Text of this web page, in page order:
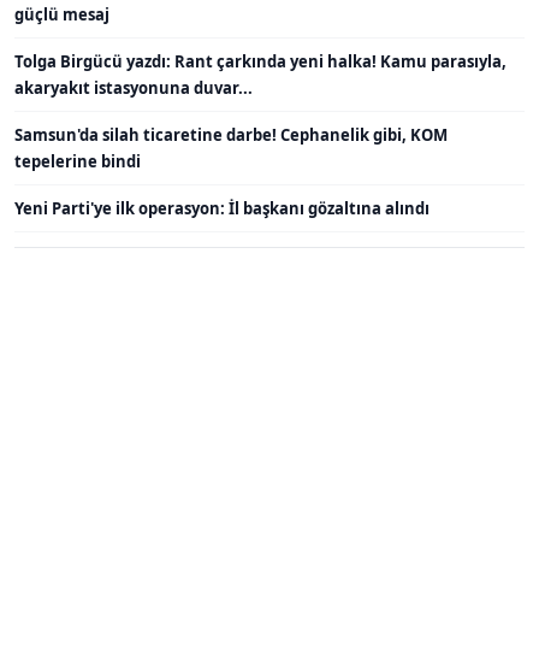
güçlü mesaj
Tolga Birgücü yazdı: Rant çarkında yeni halka! Kamu parasıyla,
akaryakıt istasyonuna duvar...
Samsun'da silah ticaretine darbe! Cephanelik gibi, KOM
tepelerine bindi
Yeni Parti'ye ilk operasyon: İl başkanı gözaltına alındı